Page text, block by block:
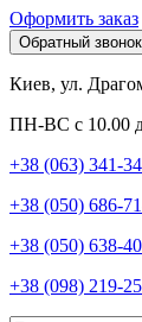
Оформить заказ
Обратный звонок
Киев, ул.
ПН-ВС с 10.00
+38 (063) 341-
+38 (050) 686-
+38 (050) 638-
+38 (098) 219-